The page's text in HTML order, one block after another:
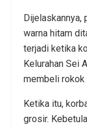
Dijelaskannya,
warna hitam
terjadi ketika
Kelurahan Sei
membeli rokok
Ketika itu,
grosir.